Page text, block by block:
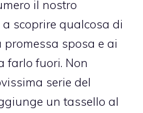
il nostro
scoprire qualcosa di
sposa e ai
farlo fuori. Non
serie del
un tassello al